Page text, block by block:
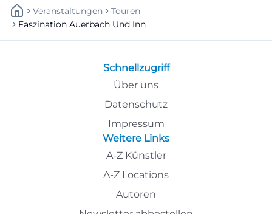
Veranstaltungen
Touren
Faszination Auerbach Und Inn
Schnellzugriff
Über uns
Datenschutz
Impressum
Weitere Links
A-Z Künstler
A-Z Locations
Autoren